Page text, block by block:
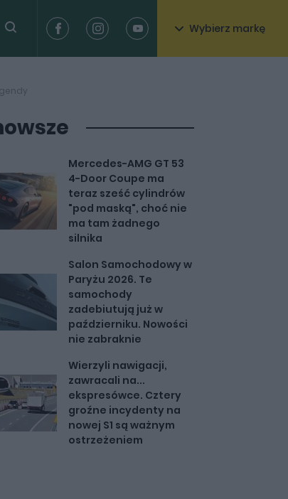
Wybierz markę
Mercedes-AMG GT 53
4-Door Coupe ma
teraz sześć cylindrów
"pod maską", choć nie
ma tam żadnego
silnika
Salon Samochodowy w
Paryżu 2026. Te
samochody
zadebiutują już w
październiku. Nowości
nie zabraknie
Wierzyli nawigacji,
zawracali na...
ekspresówce. Cztery
groźne incydenty na
nowej S1 są ważnym
ostrzeżeniem